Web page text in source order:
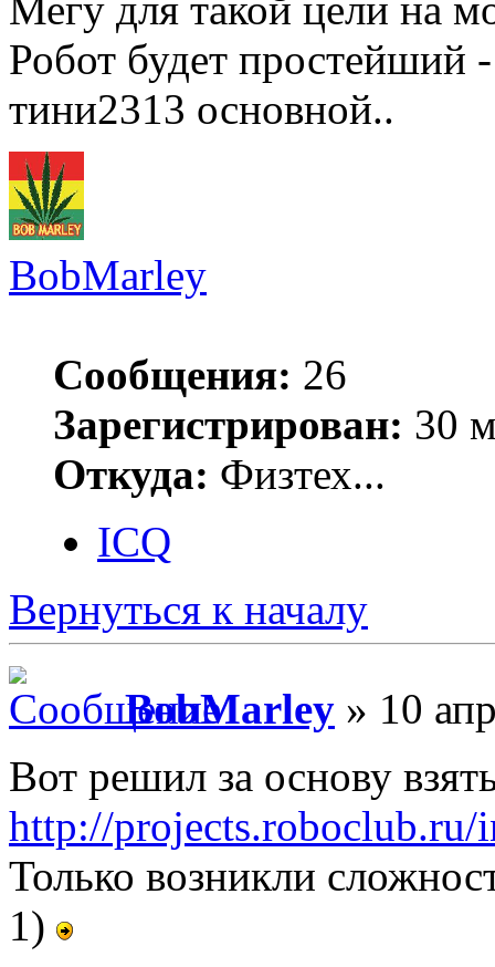
Мегу для такой цели на
Робот будет простейший
тини2313 основной..
BobMarley
Сообщения: 26
Зарегистрирован: 30
Откуда: Физтех...
ICQ
Вернуться к началу
BobMarley » 10
Вот решил за основу
http://projects.roboclub.ru/
Только возникли
1)